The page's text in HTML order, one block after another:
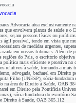
Advocacia atua exclusivamente
que envolvem planos de saúde e o
sejam pessoas físicas ou
ágil possível, tendo em vista que
de medidas urgentes,
em nossos tribunais. Além de
regiões do País, o escritório
política mais eficiente e proativa no
relativos à saúde, tornando-a mais
advogada, bacharel em Direito
Filho (UNESP), sócia-fundadora
na área de Direito à Saúde, OAB
em Direito pela Pontifícia
sócia-fundadora do escritório
Direito à Saúde, OAB 365.112